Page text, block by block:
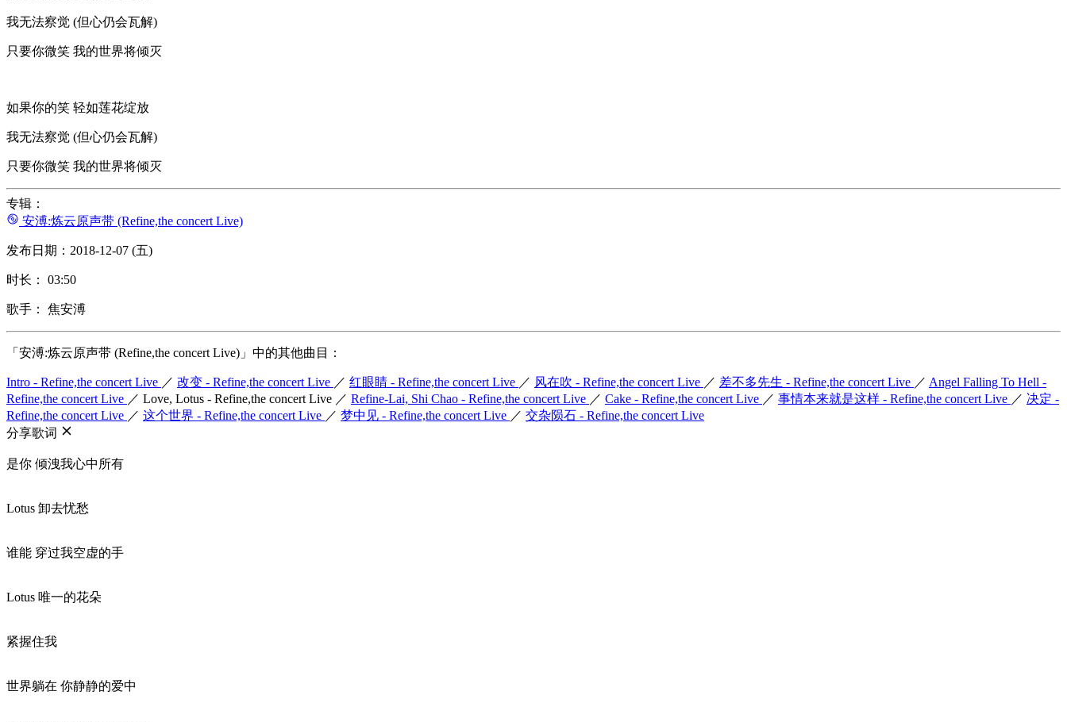
我无法察觉 (但心仍会瓦解)
只要你微笑 我的世界将倾灭
如果你的笑 轻如莲花绽放
我无法察觉 (但心仍会瓦解)
只要你微笑 我的世界将倾灭
专辑：
安溥:炼云原声带 (Refine,the concert Live)
发布日期：2018-12-07 (五)
时长： 03:50
歌手： 焦安溥
「安溥:炼云原声带 (Refine,the concert Live)」中的其他曲目：
Intro - Refine,the concert Live ／ 改变 - Refine,the concert Live ／ 红眼睛 - Refine,the concert Live ／ 风在吹 - Refine,the concert Live ／ 差不多先生 - Refine,the concert Live ／ Angel Falling To Hell -
Refine,the concert Live ／ Love, Lotus - Refine,the concert Live ／ Refine-Lai, Shi Chao - Refine,the concert Live ／ Cake - Refine,the concert Live ／ 事情本来就是这样 - Refine,the concert Live ／ 决定 -
Refine,the concert Live ／ 这个世界 - Refine,the concert Live ／ 梦中见 - Refine,the concert Live ／ 交杂陨石 - Refine,the concert Live
分享歌词
是你 倾洩我心中所有
Lotus 卸去忧愁
谁能 穿过我空虚的手
Lotus 唯一的花朵
紧握住我
世界躺在 你静静的爱中